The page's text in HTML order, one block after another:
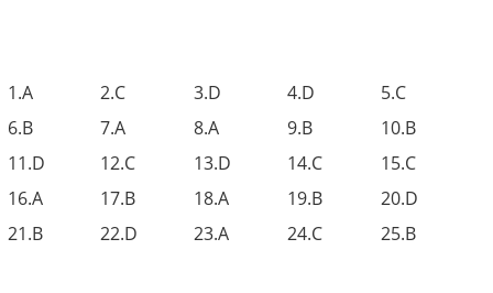
1.A 2.C 3.D 4.D
5.C
6.B
7.A 8.A 9.B
10.B
11.D
12.C 13.D 14.C
15.C
16.A
17.B 18.A 19.B
20.D
21.B
22.D 23.A 24.C 25.B